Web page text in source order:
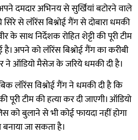
दमदार अभिनय से सुर्खियां बटोरने वाले
से लॉरेंस बिश्नोई गैंग से दोबारा धमकी
के साथ निर्देशक रोहित शेट्टी की पूरी टीम
अपने को लॉरेंस बिश्नोई गैंग का करीबी
ने ऑडियो मैसेज के जरिये धमकी दी है।
लॉरेंस विश्नोई गैंग ने धमकी दी है कि
पूरी टीम की हत्या कर दी जाएगी। ऑडियो
को बुलाने से भी कोई फायदा नहीं होगा
जा सकता है।